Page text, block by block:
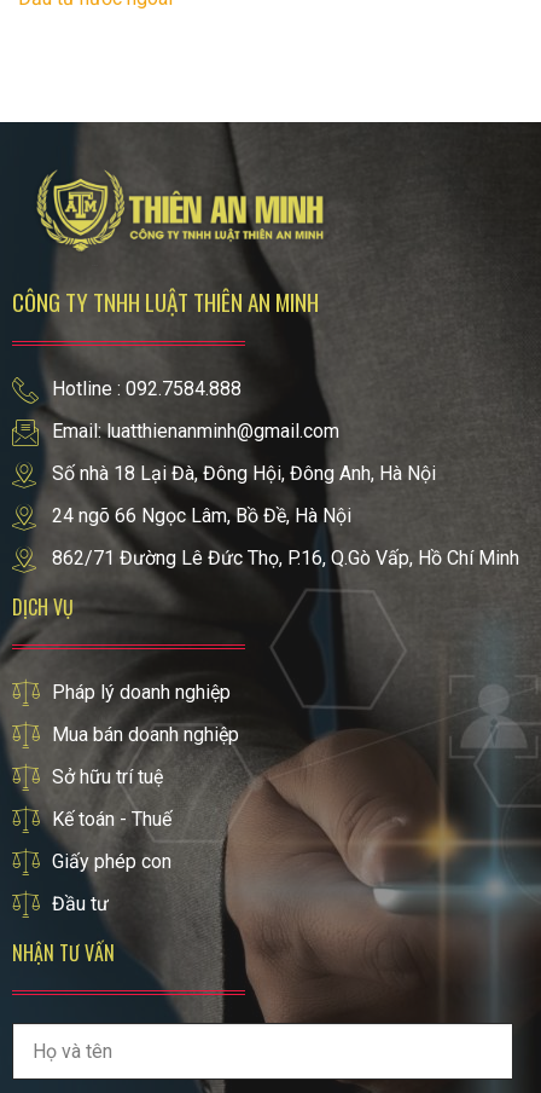
CÔNG TY TNHH LUẬT THIÊN AN MINH
Hotline : 092.7584.888
Email: luatthienanminh@gmail.com
Số nhà 18 Lại Đà, Đông Hội, Đông Anh, Hà Nội
24 ngõ 66 Ngọc Lâm, Bồ Đề, Hà Nội
862/71 Đường Lê Đức Thọ, P.16, Q.Gò Vấp, Hồ Chí Minh
DỊCH VỤ
Pháp lý doanh nghiệp
Mua bán doanh nghiệp
Sở hữu trí tuệ
Kế toán - Thuế
Giấy phép con
Đầu tư
NHẬN TƯ VẤN